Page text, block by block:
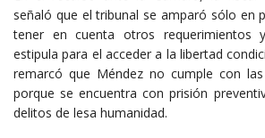
señaló que el tribunal se amparó sólo en
tener en cuenta otros requerimientos
estipula para el acceder a la libertad
remarcó que Méndez no cumple con las
porque se encuentra con prisión
delitos de lesa humanidad.